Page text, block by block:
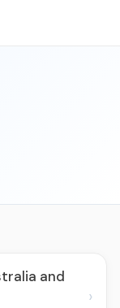
and
›